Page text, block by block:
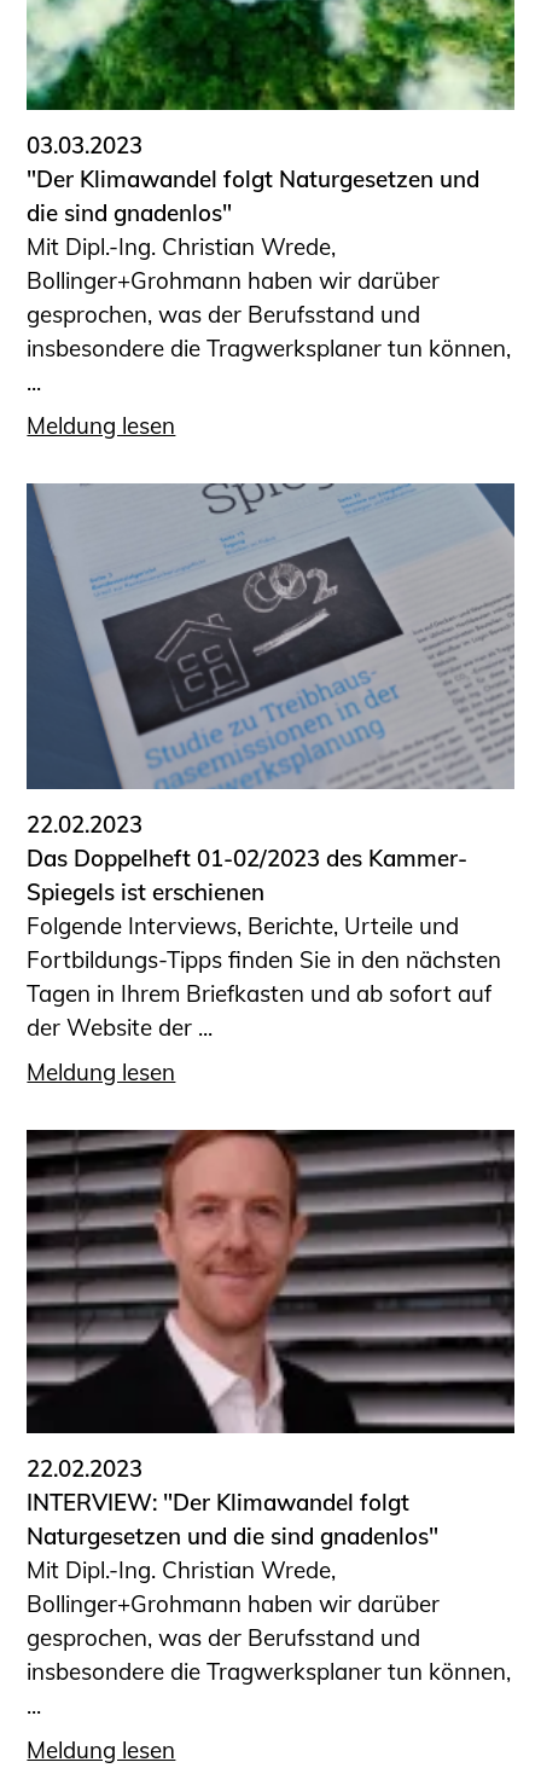
03.03.2023
"Der Klimawandel folgt Natur­gesetzen und
die sind gnadenlos"
Mit Dipl.-Ing. Christian Wrede,
Bollinger+Grohmann haben wir darüber
gesprochen, was der Berufsstand und
insbesondere die Tragwerksplaner tun können,
...
Meldung lesen
22.02.2023
Das Doppelheft 01-02/2023 des Kammer-
Spiegels ist erschienen
Folgende Interviews, Berichte, Urteile und
Fortbildungs-Tipps finden Sie in den nächsten
Tagen in Ihrem Briefkasten und ab sofort auf
der Website der ...
Meldung lesen
22.02.2023
INTERVIEW: "Der Klimawandel folgt
Naturgesetzen und die sind gnadenlos"
Mit Dipl.-Ing. Christian Wrede,
Bollinger+Grohmann haben wir darüber
gesprochen, was der Berufsstand und
insbesondere die Tragwerksplaner tun können,
...
Meldung lesen